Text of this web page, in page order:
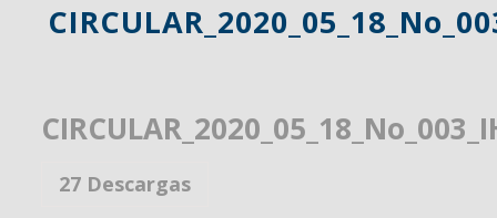
27Descargas